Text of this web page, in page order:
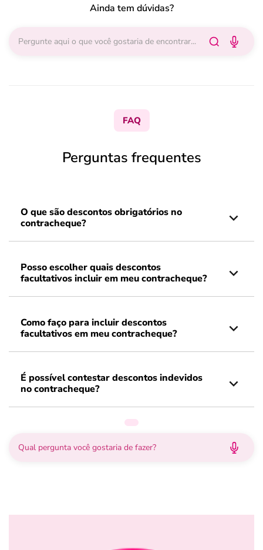
Ainda tem dúvidas?
FAQ
Perguntas frequentes
O que são descontos obrigatórios no
contracheque?
Posso escolher quais descontos
facultativos incluir em meu contracheque?
Como faço para incluir descontos
facultativos em meu contracheque?
É possível contestar descontos indevidos
no contracheque?